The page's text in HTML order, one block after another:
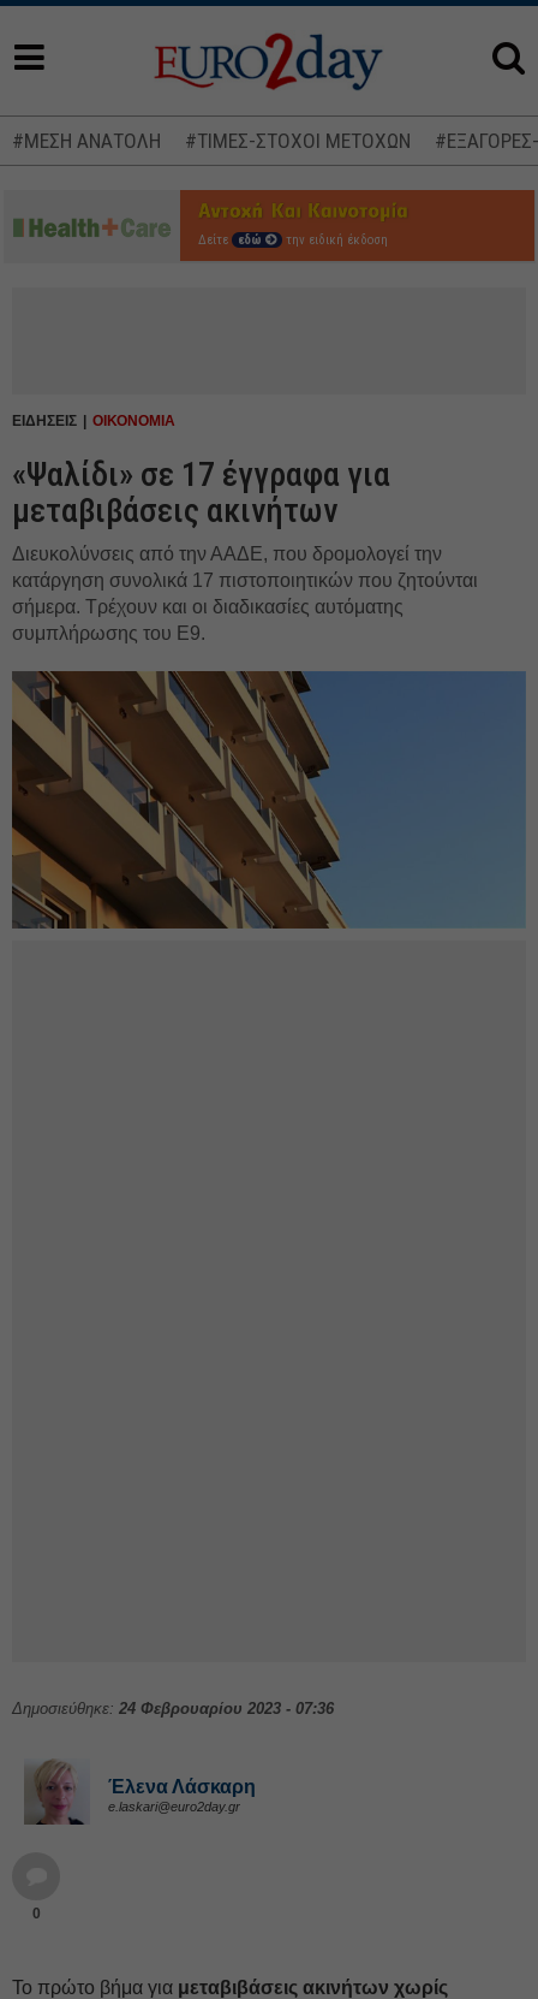
#ΜΕΣΗ ΑΝΑΤΟΛΗ #ΤΙΜΕΣ-ΣΤΟΧΟΙ ΜΕΤΟΧΩΝ
Δείτε εδώ την ειδική έκδοση
ΕΙΔΗΣΕΙΣ ΟΙΚΟΝΟΜΙΑ
«Ψαλίδι» σε 17 έγγραφα για
μεταβιβάσεις ακινήτων
Διευκολύνσεις από την ΑΑΔΕ, που δρομολογεί την
κατάργηση συνολικά 17 πιστοποιητικών που ζητούνται
σήμερα. Τρέχουν και οι διαδικασίες αυτόματης
συμπλήρωσης του Ε9.
Δημοσιεύθηκε: 24 Φεβρουαρίου 2023 - 07:36
Έλενα Λάσκαρη
e.laskari@euro2day.gr
0
Το πρώτο βήμα για μεταβιβάσεις ακινήτων χωρίς